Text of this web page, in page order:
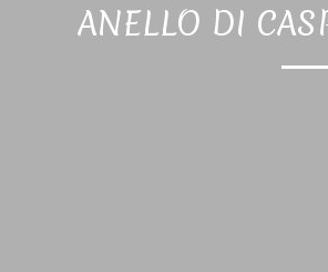
ANELLO DI